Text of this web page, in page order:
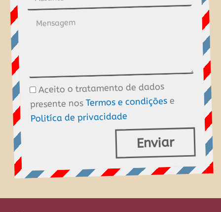
Mensagem
Tratamento
de
dados
Aceito o tratamento de dados
presente nosTermos e condiçõese
Politíca de privacidade
Enviar